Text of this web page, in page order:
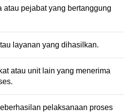
atau pejabat yang bertanggung
layanan yang dihasilkan.
atau unit lain yang menerima
pelaksanaan proses